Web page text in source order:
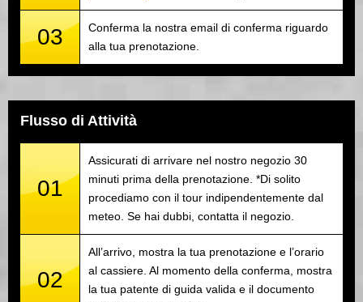
03
Conferma la nostra email di conferma riguardo
alla tua prenotazione.
Flusso di Attività
01
Assicurati di arrivare nel nostro negozio 30
minuti prima della prenotazione. *Di solito
procediamo con il tour indipendentemente dal
meteo. Se hai dubbi, contatta il negozio.
02
All’arrivo, mostra la tua prenotazione e l’orario
al cassiere. Al momento della conferma, mostra
la tua patente di guida valida e il documento